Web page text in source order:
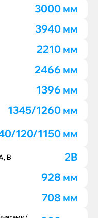
3000 мм
3940 мм
2210 мм
2466 мм
1396 мм
1345/1260 мм
120/1150 мм
B 2B
928 мм
708 мм